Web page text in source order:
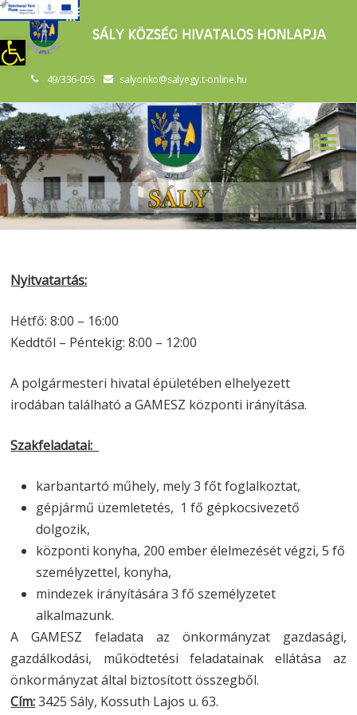
Eszköztár megnyitása
49/336-055 salyonko@salyegy.t-online.hu
Nyitvatartás:
Hétfő: 8:00 – 16:00
Keddtől – Péntekig: 8:00 – 12:00
A polgármesteri hivatal épületében elhelyezett
irodában található a GAMESZ központi irányítása.
Szakfeladatai:
karbantartó műhely, mely 3 főt foglalkoztat,
gépjármű üzemletetés, 1 fő gépkocsivezető
dolgozik,
központi konyha, 200 ember élelmezését végzi, 5 fő
személyzettel, konyha,
mindezek irányítására 3 fő személyzetet
alkalmazunk.
A GAMESZ feladata az önkormányzat gazdasági,
gazdálkodási, működtetési feladatainak ellátása az
önkormányzat által biztosított összegből.
Cím:3425 Sály, Kossuth Lajos u. 63.